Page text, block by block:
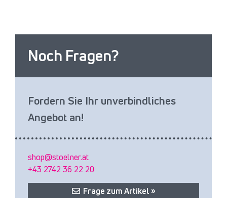
Noch Fragen?
Fordern Sie Ihr unverbindliches
Angebot an!
shop@stoelner.at
+43 2742 36 22 20
Frage zum Artikel »